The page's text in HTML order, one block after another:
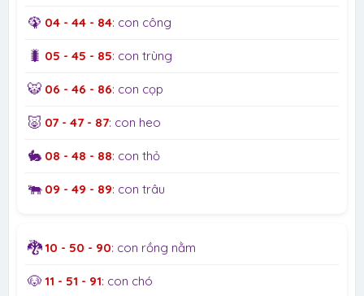
🦚 04 - 44 - 84: con công
🐛 05 - 45 - 85: con trùng
🐯 06 - 46 - 86: con cọp
🐷 07 - 47 - 87: con heo
🐇 08 - 48 - 88: con thỏ
🐃 09 - 49 - 89: con trâu
🐉10 - 50 - 90: con rồng nằm
🐶 11 - 51 - 91: con chó